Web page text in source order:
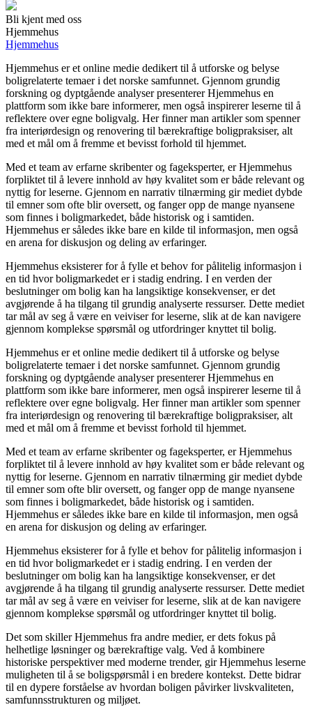
Bli kjent med oss
Hjemmehus
Hjemmehus
Hjemmehus er et online medie dedikert til å utforske og belyse
boligrelaterte temaer i det norske samfunnet. Gjennom grundig
forskning og dyptgående analyser presenterer Hjemmehus en
plattform som ikke bare informerer, men også inspirerer leserne til å
reflektere over egne boligvalg. Her finner man artikler som spenner
fra interiørdesign og renovering til bærekraftige boligpraksiser, alt
med et mål om å fremme et bevisst forhold til hjemmet.
Med et team av erfarne skribenter og fageksperter, er Hjemmehus
forpliktet til å levere innhold av høy kvalitet som er både relevant og
nyttig for leserne. Gjennom en narrativ tilnærming gir mediet dybde
til emner som ofte blir oversett, og fanger opp de mange nyansene
som finnes i boligmarkedet, både historisk og i samtiden.
Hjemmehus er således ikke bare en kilde til informasjon, men også
en arena for diskusjon og deling av erfaringer.
Hjemmehus eksisterer for å fylle et behov for pålitelig informasjon i
en tid hvor boligmarkedet er i stadig endring. I en verden der
beslutninger om bolig kan ha langsiktige konsekvenser, er det
avgjørende å ha tilgang til grundig analyserte ressurser. Dette mediet
tar mål av seg å være en veiviser for leserne, slik at de kan navigere
gjennom komplekse spørsmål og utfordringer knyttet til bolig.
Hjemmehus er et online medie dedikert til å utforske og belyse
boligrelaterte temaer i det norske samfunnet. Gjennom grundig
forskning og dyptgående analyser presenterer Hjemmehus en
plattform som ikke bare informerer, men også inspirerer leserne til å
reflektere over egne boligvalg. Her finner man artikler som spenner
fra interiørdesign og renovering til bærekraftige boligpraksiser, alt
med et mål om å fremme et bevisst forhold til hjemmet.
Med et team av erfarne skribenter og fageksperter, er Hjemmehus
forpliktet til å levere innhold av høy kvalitet som er både relevant og
nyttig for leserne. Gjennom en narrativ tilnærming gir mediet dybde
til emner som ofte blir oversett, og fanger opp de mange nyansene
som finnes i boligmarkedet, både historisk og i samtiden.
Hjemmehus er således ikke bare en kilde til informasjon, men også
en arena for diskusjon og deling av erfaringer.
Hjemmehus eksisterer for å fylle et behov for pålitelig informasjon i
en tid hvor boligmarkedet er i stadig endring. I en verden der
beslutninger om bolig kan ha langsiktige konsekvenser, er det
avgjørende å ha tilgang til grundig analyserte ressurser. Dette mediet
tar mål av seg å være en veiviser for leserne, slik at de kan navigere
gjennom komplekse spørsmål og utfordringer knyttet til bolig.
Det som skiller Hjemmehus fra andre medier, er dets fokus på
helhetlige løsninger og bærekraftige valg. Ved å kombinere
historiske perspektiver med moderne trender, gir Hjemmehus leserne
muligheten til å se boligspørsmål i en bredere kontekst. Dette bidrar
til en dypere forståelse av hvordan boligen påvirker livskvaliteten,
samfunnsstrukturen og miljøet.